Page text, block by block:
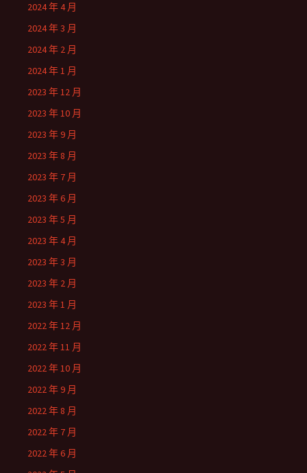
2024 年 4 月
2024 年 3 月
2024 年 2 月
2024 年 1 月
2023 年 12 月
2023 年 10 月
2023 年 9 月
2023 年 8 月
2023 年 7 月
2023 年 6 月
2023 年 5 月
2023 年 4 月
2023 年 3 月
2023 年 2 月
2023 年 1 月
2022 年 12 月
2022 年 11 月
2022 年 10 月
2022 年 9 月
2022 年 8 月
2022 年 7 月
2022 年 6 月